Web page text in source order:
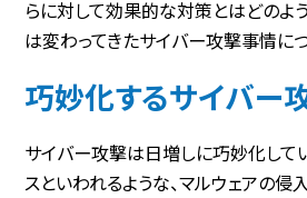
らに対して効果的な対策とはどのよ
は変わってきたサイバー攻撃事情に
巧妙化するサイバー
サイバー攻撃は日増しに巧妙化して
スといわれるような、マルウェアの侵